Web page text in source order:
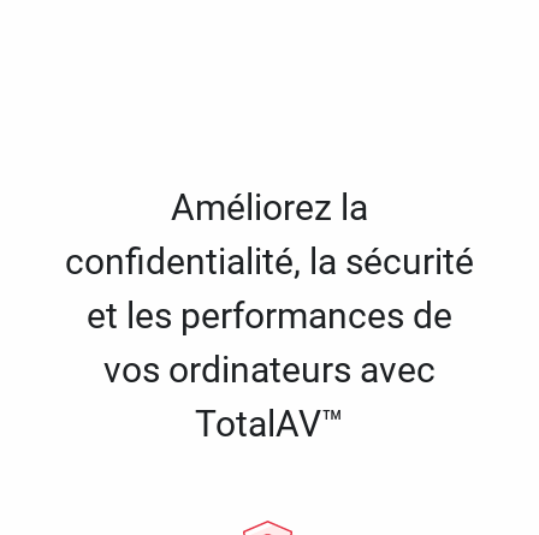
Améliorez la
confidentialité, la sécurité
et les performances de
vos ordinateurs avec
TotalAV™